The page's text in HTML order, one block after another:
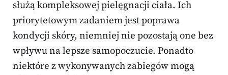
służą kompleksowej pielęgnacji ciała. Ich
priorytetowym zadaniem jest poprawa
kondycji skóry, niemniej nie pozostają one bez
wpływu na lepsze samopoczucie. Ponadto
niektóre z wykonywanych zabiegów mogą